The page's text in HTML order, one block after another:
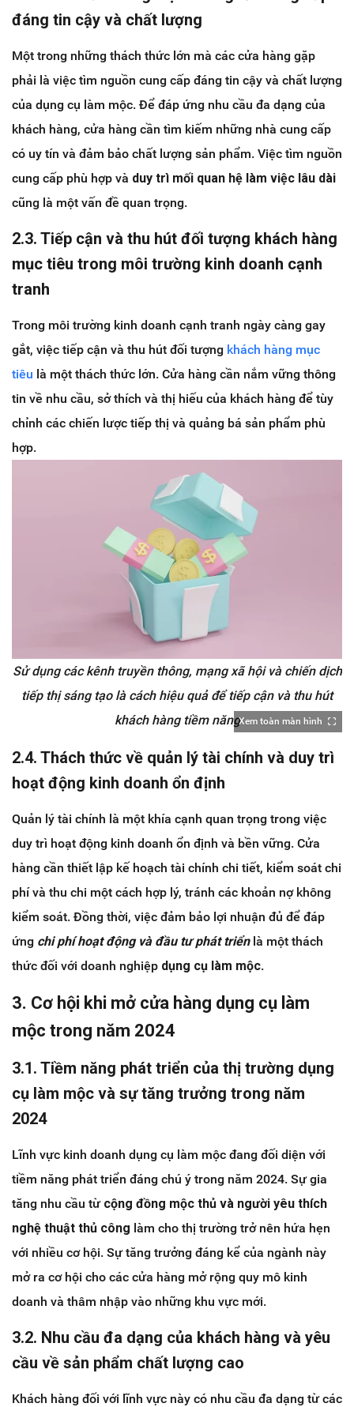
đáng tin cậy và chất lượng
Một trong những thách thức lớn mà các cửa hàng gặp
phải là việc tìm nguồn cung cấp đáng tin cậy và chất lượng
của dụng cụ làm mộc. Để đáp ứng nhu cầu đa dạng của
khách hàng, cửa hàng cần tìm kiếm những nhà cung cấp
có uy tín và đảm bảo chất lượng sản phẩm. Việc tìm nguồn
cung cấp phù hợp và duy trì mối quan hệ làm việc lâu dài
cũng là một vấn đề quan trọng.
2.3. Tiếp cận và thu hút đối tượng khách hàng
mục tiêu trong môi trường kinh doanh cạnh
tranh
Trong môi trường kinh doanh cạnh tranh ngày càng gay
gắt, việc tiếp cận và thu hút đối tượng khách hàng mục
tiêu là một thách thức lớn. Cửa hàng cần nắm vững thông
tin về nhu cầu, sở thích và thị hiếu của khách hàng để tùy
chỉnh các chiến lược tiếp thị và quảng bá sản phẩm phù
hợp.
Xem toàn màn hình
Sử dụng các kênh truyền thông, mạng xã hội và chiến dịch
tiếp thị sáng tạo là cách hiệu quả để tiếp cận và thu hút
khách hàng tiềm năng
2.4. Thách thức về quản lý tài chính và duy trì
hoạt động kinh doanh ổn định
Quản lý tài chính là một khía cạnh quan trọng trong việc
duy trì hoạt động kinh doanh ổn định và bền vững. Cửa
hàng cần thiết lập kế hoạch tài chính chi tiết, kiểm soát chi
phí và thu chi một cách hợp lý, tránh các khoản nợ không
kiểm soát. Đồng thời, việc đảm bảo lợi nhuận đủ để đáp
ứng chi phí hoạt động và đầu tư phát triểnlà một thách
thức đối với doanh nghiệp dụng cụ làm mộc.
3. Cơ hội khi mở cửa hàng dụng cụ làm
mộc trong năm 2024
3.1. Tiềm năng phát triển của thị trường dụng
cụ làm mộc và sự tăng trưởng trong năm
2024
Lĩnh vực kinh doanh dụng cụ làm mộc đang đối diện với
tiềm năng phát triển đáng chú ý trong năm 2024. Sự gia
tăng nhu cầu từ cộng đồng mộc thủ và người yêu thích
nghệ thuật thủ công làm cho thị trường trở nên hứa hẹn
với nhiều cơ hội. Sự tăng trưởng đáng kể của ngành này
mở ra cơ hội cho các cửa hàng mở rộng quy mô kinh
doanh và thâm nhập vào những khu vực mới.
3.2. Nhu cầu đa dạng của khách hàng và yêu
cầu về sản phẩm chất lượng cao
Khách hàng đối với lĩnh vực này có nhu cầu đa dạng từ các